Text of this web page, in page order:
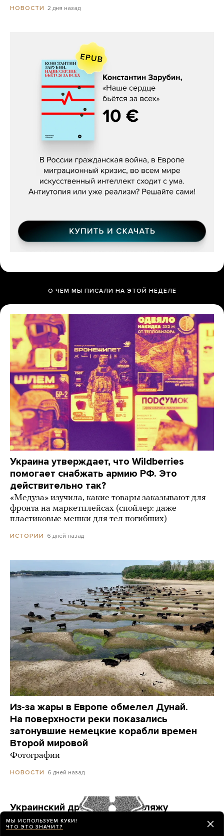
НОВОСТИ 2 дня назад
Константин Зарубин, «Наше сердце
О ЧЕМ МЫ ПИСАЛИ НА ЭТОЙ НЕДЕЛЕ
Украина утверждает, что Wildberries
помогает снабжать армию РФ. Это
действительно так?
«Медуза» изучила, какие товары заказывают для
фронта на маркетплейсах (спойлер: даже
пластиковые мешки для тел погибших)
ИСТОРИИ 6 дней назад
Из-за жары в Европе обмелел Дунай.
На поверхности реки показались
затонувшие немецкие корабли времен
Второй мировой
Фотографии
НОВОСТИ 6 дней назад
Украинский дрон попал по пляжу
в Геленджике. Куда он летел? Его сбили?
Точных ответов нет. Но недалеко от места
МЫ ИСПОЛЬЗУЕМ КУКИ!
ЧТО ЭТО ЗНАЧИТ?